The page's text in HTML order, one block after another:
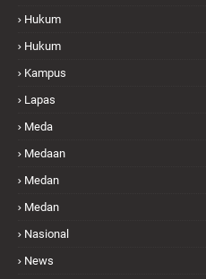
Hukum
Hukum
Kampus
Lapas
Meda
Medaan
Medan
Medan
Nasional
News